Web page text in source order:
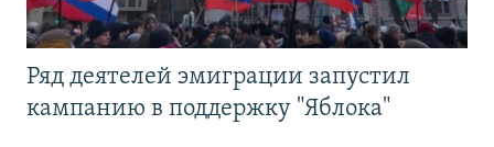
Ряд деятелей эмиграции запустил
кампанию в поддержку "Яблока"